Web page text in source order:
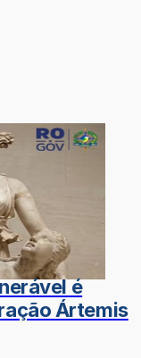
é
Ártemis